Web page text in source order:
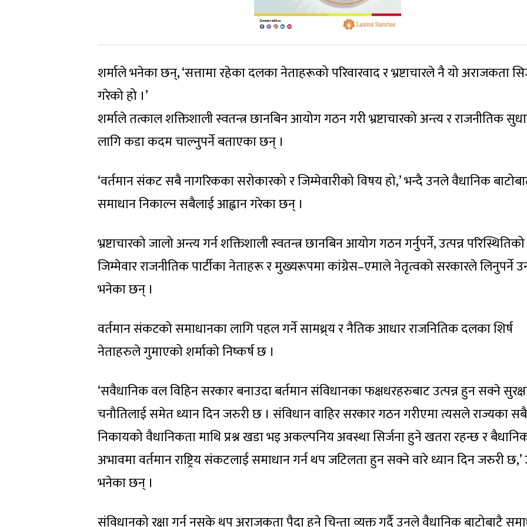
शर्माले भनेका छन्, ‘सत्तामा रहेका दलका नेताहरूको परिवारवाद र भ्रष्टाचारले नै यो अराजकता
गरेको हो ।’
शर्माले तत्काल शक्तिशाली स्वतन्त्र छानबिन आयोग गठन गरी भ्रष्टाचारको अन्त्य र राजनीतिक
लागि कडा कदम चाल्नुपर्ने बताएका छन् ।
‘वर्तमान संकट सबै नागरिकका सरोकारको र जिम्मेवारीको विषय हो,’ भन्दै उनले वैधानिक
समाधान निकाल्न सबैलाई आह्वान गरेका छन् ।
भ्रष्टाचारको जालो अन्त्य गर्न शक्तिशाली स्वतन्त्र छानबिन आयोग गठन गर्नुपर्ने, उत्पन्न
जिम्मेवार राजनीतिक पार्टीका नेताहरू र मुख्यरूपमा कांग्रेस–एमाले नेतृत्वको सरकारले लिनुपर्ने
भनेका छन् ।
वर्तमान संकटको समाधानका लागि पहल गर्ने सामथ्र्य र नैतिक आधार राजनितिक दलका शिर्ष
नेताहरुले गुमाएको शर्माको निष्कर्ष छ ।
‘सवैधानिक वल विहिन सरकार बनाउदा बर्तमान संविधानका फक्षधरहरुबाट उत्पन्न हुन सक्ने
चनौतिलाई समेत ध्यान दिन जरुरी छ । संविधान वाहिर सरकार गठन गरीएमा त्यसले राज्यका सबै
निकायको वैधानिकता माथि प्रश्न खडा भइ अकल्पनिय अवस्था सिर्जना हुने खतरा रहन्छ र
अभावमा वर्तमान राष्ट्रिय संकटलाई समाधान गर्न थप जटिलता हुन सक्ने वारे ध्यान दिन जरुरी
भनेका छन् ।
संविधानको रक्षा गर्न नसके थप अराजकता पैदा हुने चिन्ता व्यक्त गर्दै उनले वैधानिक बाटोबाटै